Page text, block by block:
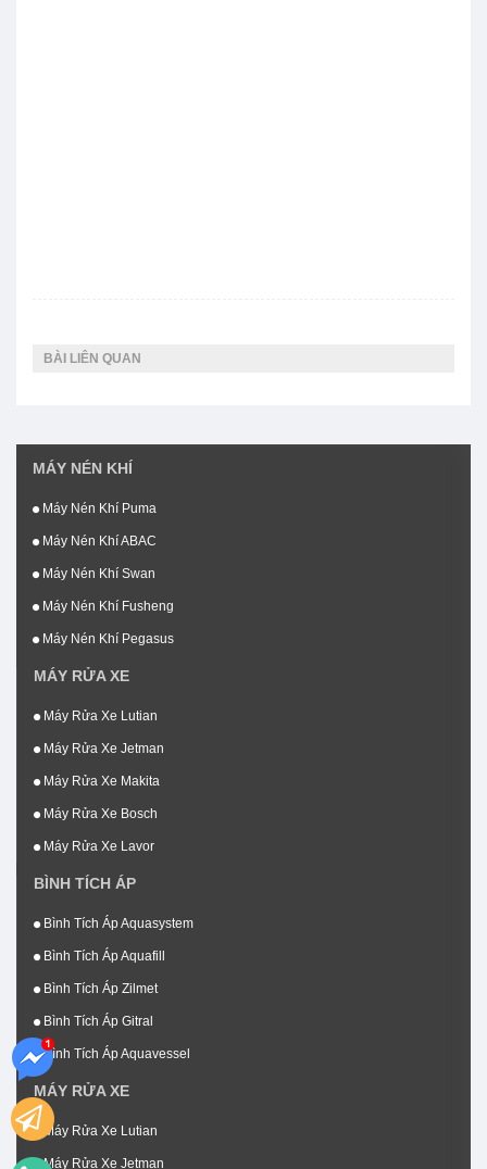
BÀI LIÊN QUAN
MÁY NÉN KHÍ
Máy Nén Khí Puma
Máy Nén Khí ABAC
Máy Nén Khí Swan
Máy Nén Khí Fusheng
Máy Nén Khí Pegasus
MÁY RỬA XE
Máy Rửa Xe Lutian
Máy Rửa Xe Jetman
Máy Rửa Xe Makita
Máy Rửa Xe Bosch
Máy Rửa Xe Lavor
BÌNH TÍCH ÁP
Bình Tích Áp Aquasystem
Bình Tích Áp Aquafill
Bình Tích Áp Zilmet
Bình Tích Áp Gitral
Bình Tích Áp Aquavessel
MÁY RỬA XE
Máy Rửa Xe Lutian
Máy Rửa Xe Jetman